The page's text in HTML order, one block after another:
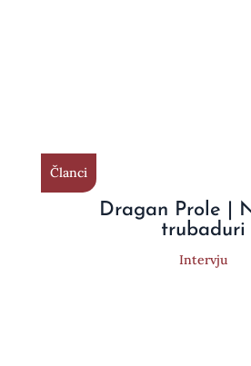
Članci
Dragan Prole |
trubaduri
Intervju